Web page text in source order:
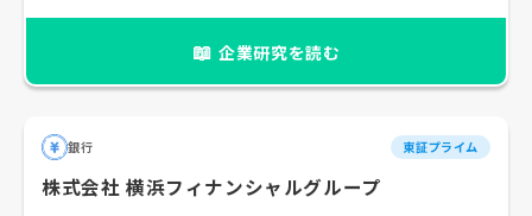
📖 企業研究を読む
銀行 東証プライム
株式会社 横浜フィナンシャルグループ